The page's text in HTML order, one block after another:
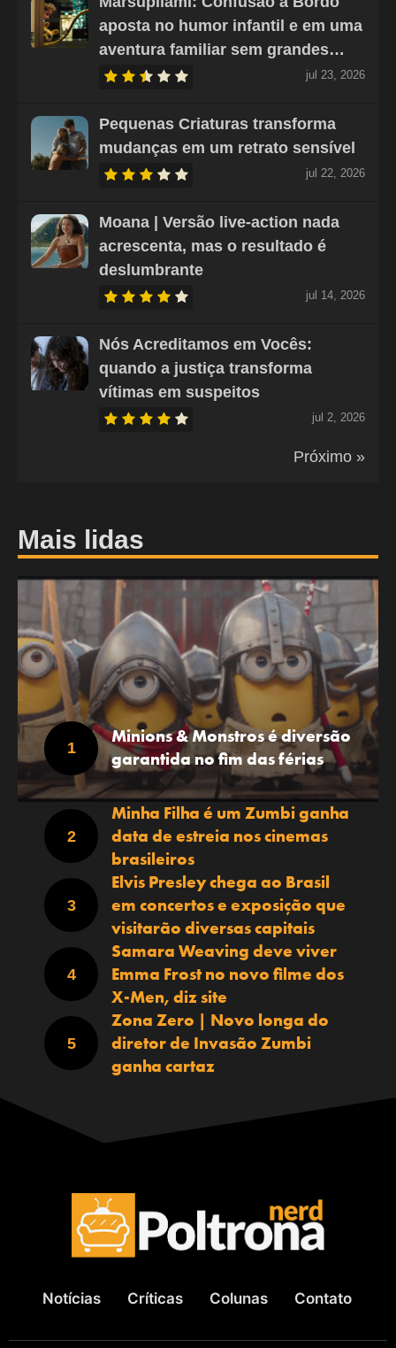
aposta no humor infantil e em uma
aventura familiar sem grandes…
jul 23, 2026
Pequenas Criaturas transforma
mudanças em um retrato sensível
jul 22, 2026
Moana | Versão live-action nada
acrescenta, mas o resultado é
deslumbrante
jul 14, 2026
Nós Acreditamos em Vocês:
quando a justiça transforma
vítimas em suspeitos
jul 2, 2026
Próximo »
Mais lidas
Minions & Monstros é diversão
garantida no fim das férias
Minha Filha é um Zumbi ganha
data de estreia nos cinemas
brasileiros
Elvis Presley chega ao Brasil
em concertos e exposição que
visitarão diversas capitais
Samara Weaving deve viver
Emma Frost no novo filme dos
X-Men, diz site
Zona Zero | Novo longa do
diretor de Invasão Zumbi
ganha cartaz
Notícias Críticas Colunas Contato